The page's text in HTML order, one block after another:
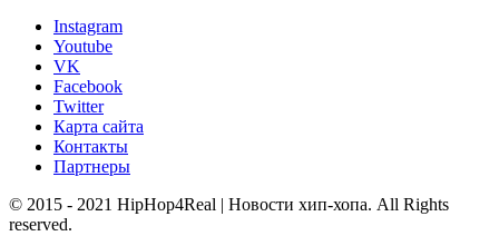
Instagram
Youtube
VK
Facebook
Twitter
Карта сайта
Контакты
Партнеры
© 2015 - 2021 HipHop4Real | Новости хип-хопа. All Rights
reserved.